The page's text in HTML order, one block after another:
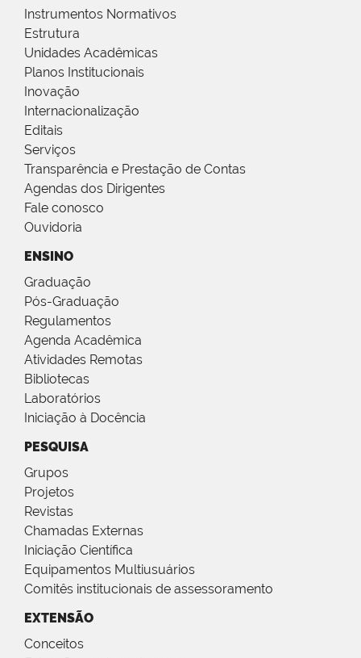
Instrumentos Normativos
Estrutura
Unidades Acadêmicas
Planos Institucionais
Inovação
Internacionalização
Editais
Serviços
Transparência e Prestação de Contas
Agendas dos Dirigentes
Fale conosco
Ouvidoria
ENSINO
Graduação
Pós-Graduação
Regulamentos
Agenda Acadêmica
Atividades Remotas
Bibliotecas
Laboratórios
Iniciação à Docência
PESQUISA
Grupos
Projetos
Revistas
Chamadas Externas
Iniciação Científica
Equipamentos Multiusuários
Comitês institucionais de assessoramento
EXTENSÃO
Conceitos